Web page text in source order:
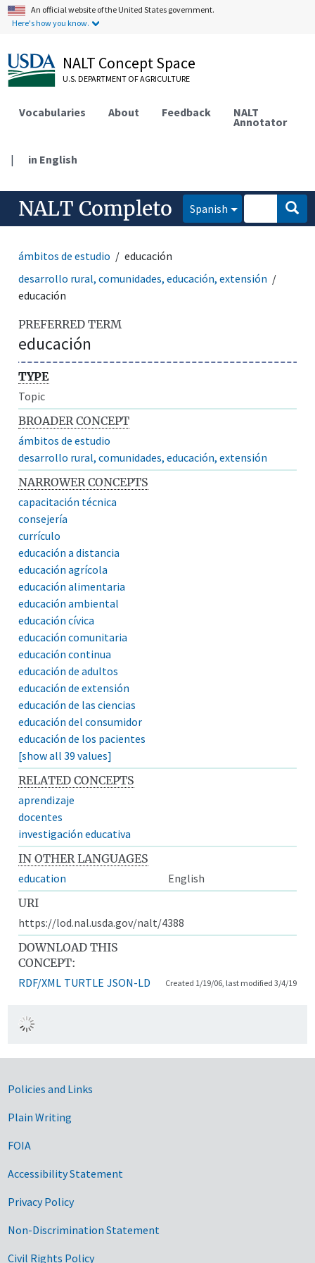
An official website of the United States government.
Here's how you know.
NALT Concept Space
U.S. DEPARTMENT OF AGRICULTURE
Vocabularies About Feedback NALT
Annotator
| in English
NALT Completo Spanish
ámbitos de estudio
educación
desarrollo rural, comunidades, educación, extensión
educación
PREFERRED TERM
educación
TYPE
Topic
BROADER CONCEPT
ámbitos de estudio
desarrollo rural, comunidades, educación, extensión
NARROWER CONCEPTS
capacitación técnica
consejería
currículo
educación a distancia
educación agrícola
educación alimentaria
educación ambiental
educación cívica
educación comunitaria
educación continua
educación de adultos
educación de extensión
educación de las ciencias
educación del consumidor
educación de los pacientes
[show all 39 values]
RELATED CONCEPTS
aprendizaje
docentes
investigación educativa
IN OTHER LANGUAGES
education
English
URI
https://lod.nal.usda.gov/nalt/4388
DOWNLOAD THIS
CONCEPT:
RDF/XML TURTLE JSON-LD Created 1/19/06, last modified 3/4/19
Government Links
Policies and Links
Plain Writing
FOIA
Accessibility Statement
Privacy Policy
Non-Discrimination Statement
Civil Rights Policy